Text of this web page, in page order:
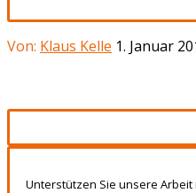
Von: Klaus Kelle 1. Januar
Unterstützen Sie unsere Arbeit